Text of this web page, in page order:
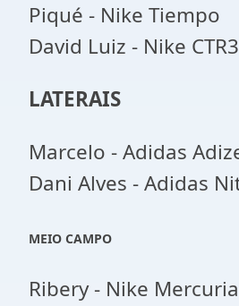
Piqué - Nike Tiempo
David Luiz - Nike
LATERAIS
Marcelo - Adidas
Dani Alves - Adidas
MEIO CAMPO
Ribery - Nike